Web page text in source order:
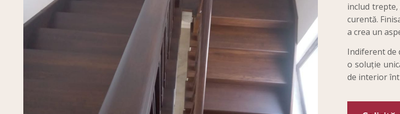
includ
curentă.
a crea un
Indiferent de
o soluție
de interior